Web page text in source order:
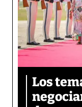
Los